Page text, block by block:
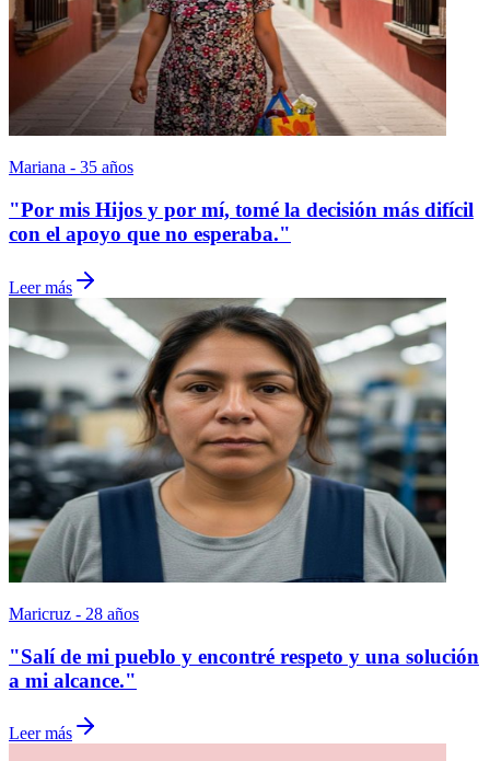
Mariana - 35 años
"Por mis Hijos y por mí, tomé la decisión más difícil
con el apoyo que no esperaba."
Leer más
Maricruz - 28 años
"Salí de mi pueblo y encontré respeto y una solución
a mi alcance."
Leer más